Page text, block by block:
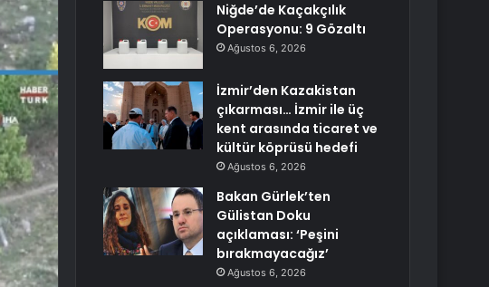
Niğde’de Kaçakçılık
Operasyonu: 9 Gözaltı
Ağustos 6, 2026
İzmir’den Kazakistan
çıkarması… İzmir ile üç
kent arasında ticaret ve
kültür köprüsü hedefi
Ağustos 6, 2026
Bakan Gürlek’ten
Gülistan Doku
açıklaması: ‘Peşini
bırakmayacağız’
Ağustos 6, 2026